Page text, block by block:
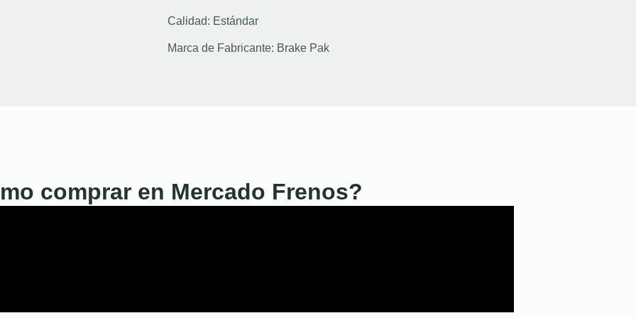
Calidad: Estándar
Marca de Fabricante: Brake Pak
comprar en Mercado Frenos?